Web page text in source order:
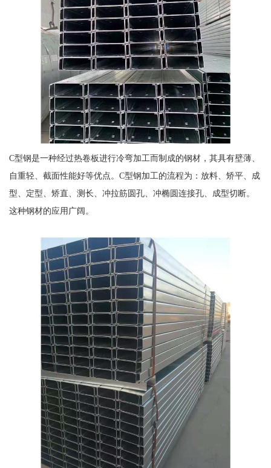
C型钢是一种经过热卷板进行冷弯加工而制成的钢材，其具有壁薄、
自重轻、截面性能好等优点。C型钢加工的流程为：放料、矫平、成
型、定型、矫直、测长、冲拉筋圆孔、冲椭圆连接孔、成型切断。
这种钢材的应用广阔。